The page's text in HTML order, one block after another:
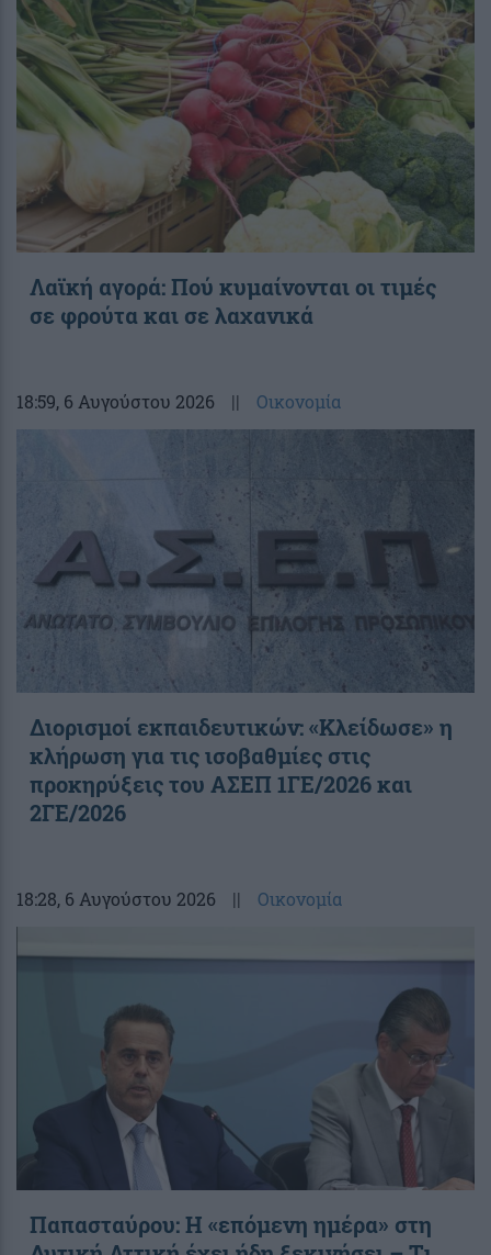
Λαϊκή αγορά: Πού κυμαίνονται οι τιμές
σε φρούτα και σε λαχανικά
18:59, 6 Αυγούστου 2026 || Οικονομία
Διορισμοί εκπαιδευτικών: «Κλείδωσε» η
κλήρωση για τις ισοβαθμίες στις
προκηρύξεις του ΑΣΕΠ 1ΓΕ/2026 και
2ΓΕ/2026
18:28, 6 Αυγούστου 2026 || Οικονομία
Παπασταύρου: Η «επόμενη ημέρα» στη